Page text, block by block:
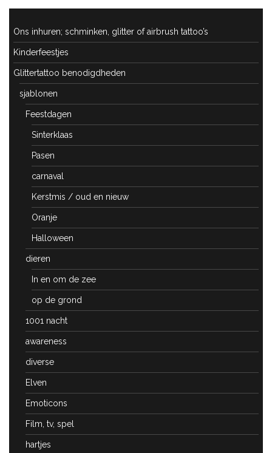
Ons inhuren; schminken, glitter of airbrush tattoo’s
Kinderfeestjes
Glittertattoo benodigdheden
sjablonen
Feestdagen
Sinterklaas
Pasen
carnaval
Kerstmis / oud en nieuw
Oranje
Halloween
dieren
In en om de zee
op de grond
1001 nacht
awareness
diverse
Elven
Emoticons
Film, tv, spel
hartjes